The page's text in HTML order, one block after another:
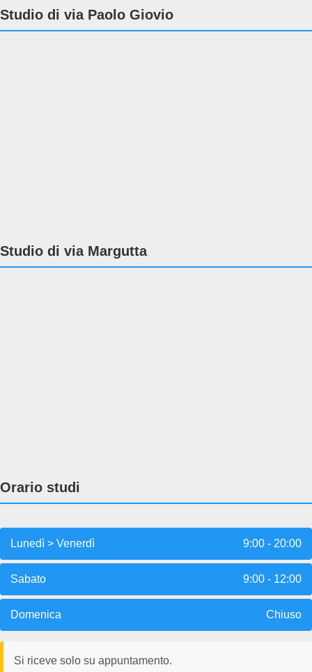
Studio di via Paolo Giovio
Studio di via Margutta
Orario studi
Lunedì > Venerdì 9:00 - 20:00
Sabato 9:00 - 12:00
Domenica Chiuso
Si riceve solo su appuntamento.